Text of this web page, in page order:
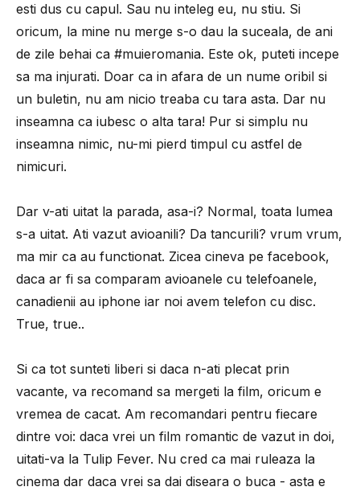
esti dus cu capul. Sau nu inteleg eu, nu stiu. Si
oricum, la mine nu merge s-o dau la suceala, de ani
de zile behai ca #muieromania. Este ok, puteti incepe
sa ma injurati. Doar ca in afara de un nume oribil si
un buletin, nu am nicio treaba cu tara asta. Dar nu
inseamna ca iubesc o alta tara! Pur si simplu nu
inseamna nimic, nu-mi pierd timpul cu astfel de
nimicuri.
Dar v-ati uitat la parada, asa-i? Normal, toata lumea
s-a uitat. Ati vazut avioanili? Da tancurili? vrum vrum,
ma mir ca au functionat. Zicea cineva pe facebook,
daca ar fi sa comparam avioanele cu telefoanele,
canadienii au iphone iar noi avem telefon cu disc.
True, true..
Si ca tot sunteti liberi si daca n-ati plecat prin
vacante, va recomand sa mergeti la film, oricum e
vremea de cacat. Am recomandari pentru fiecare
dintre voi: daca vrei un film romantic de vazut in doi,
uitati-va la Tulip Fever. Nu cred ca mai ruleaza la
cinema dar daca vrei sa dai diseara o buca - asta e